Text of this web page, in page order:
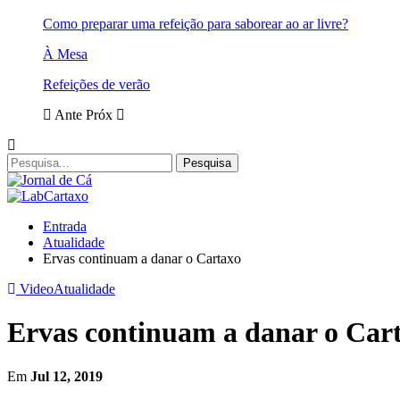
Como preparar uma refeição para saborear ao ar livre?
À Mesa
Refeições de verão
Ante Próx
Entrada
Atualidade
Ervas continuam a danar o Cartaxo
VideoAtualidade
Ervas continuam a danar o
Em Jul 12, 2019